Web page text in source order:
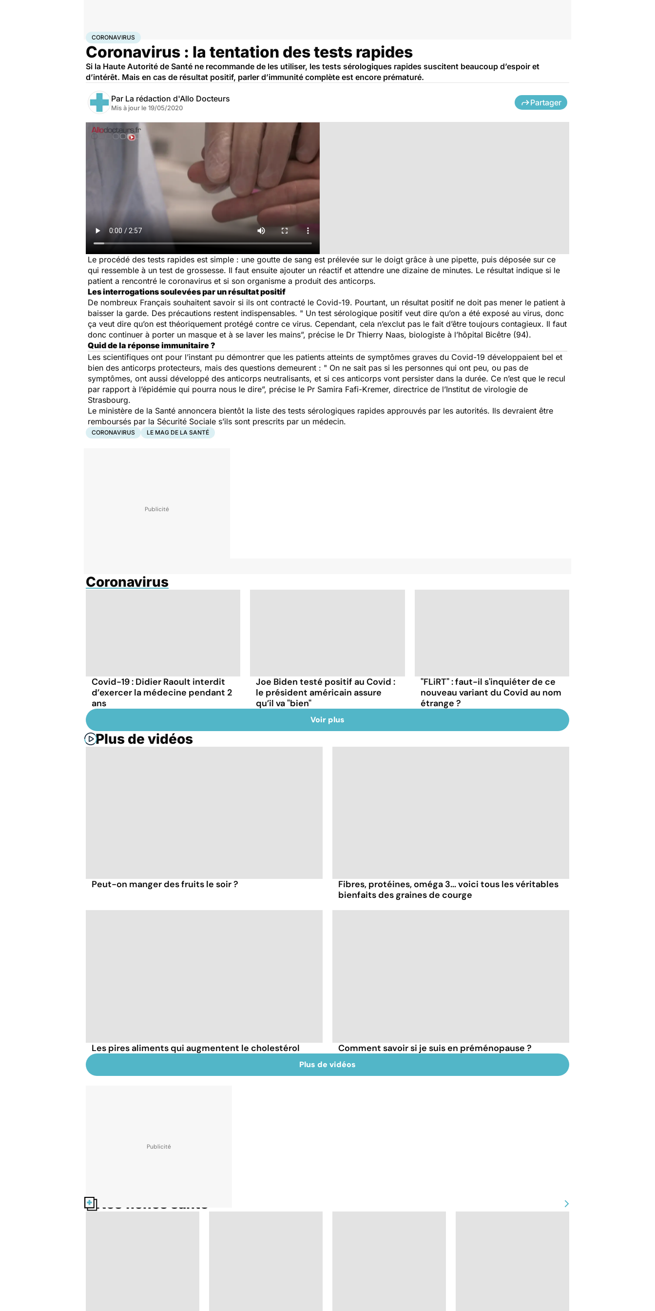
AccueilSantéMaladies
CORONAVIRUS
Coronavirus : la tentation des tests rapides
Si la Haute Autorité de Santé ne recommande de les utiliser, les tests sérologiques rapides suscitent beaucoup d’espoir et
d’intérêt. Mais en cas de résultat positif, parler d’immunité complète est encore prématuré.
Par La rédaction d'Allo Docteurs
Mis à jour le 19/05/2020
Partager
Le procédé des tests rapides est simple : une goutte de sang est prélevée sur le doigt grâce à une pipette, puis déposée sur ce
qui ressemble à un test de grossesse. Il faut ensuite ajouter un réactif et attendre une dizaine de minutes. Le résultat indique si le
patient a rencontré le coronavirus et si son organisme a produit des anticorps.
Les interrogations soulevées par un résultat positif
De nombreux Français souhaitent savoir si ils ont contracté le Covid-19. Pourtant, un résultat positif ne doit pas mener le patient à
baisser la garde. Des précautions restent indispensables. " Un test sérologique positif veut dire qu’on a été exposé au virus, donc
ça veut dire qu’on est théoriquement protégé contre ce virus. Cependant, cela n’exclut pas le fait d’être toujours contagieux. Il faut
donc continuer à porter un masque et à se laver les mains”, précise le Dr Thierry Naas, biologiste à l’hôpital Bicêtre (94).
Quid de la réponse immunitaire ?
Les scientifiques ont pour l’instant pu démontrer que les patients atteints de symptômes graves du Covid-19 développaient bel et
bien des anticorps protecteurs, mais des questions demeurent : " On ne sait pas si les personnes qui ont peu, ou pas de
symptômes, ont aussi développé des anticorps neutralisants, et si ces anticorps vont persister dans la durée. Ce n’est que le recul
par rapport à l’épidémie qui pourra nous le dire”, précise le Pr Samira Fafi-Kremer, directrice de l’Institut de virologie de
Strasbourg.
Le ministère de la Santé annoncera bientôt la liste des tests sérologiques rapides approuvés par les autorités. Ils devraient être
remboursés par la Sécurité Sociale s’ils sont prescrits par un médecin.
CORONAVIRUS LE MAG DE LA SANTÉ
Coronavirus
Covid-19 : Didier Raoult interdit
d’exercer la médecine pendant 2
ans
Joe Biden testé positif au Covid :
le président américain assure
qu’il va "bien"
"FLiRT" : faut-il s'inquiéter de ce
nouveau variant du Covid au nom
étrange ?
Voir plus
Plus de vidéos
Peut-on manger des fruits le soir ?
Fibres, protéines, oméga 3... voici tous les véritables
bienfaits des graines de courge
Les pires aliments qui augmentent le cholestérol Comment savoir si je suis en préménopause ?
Plus de vidéos
Nos fiches santé